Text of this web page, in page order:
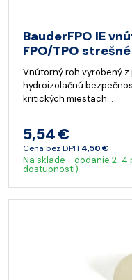
BauderFPO IE
FPO/TPO
Vnútorný roh vyrobený z
hydroizolačnú
kritických miestach…
5,54 €
Cena bez DPH 4,50 €
Na sklade - dodanie 2-4
dostupnosti)